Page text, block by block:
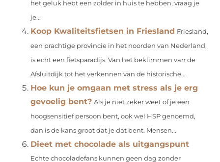
het geluk hebt een zolder in huis te hebben, vraag je
je...
Koop Kwaliteitsfietsen in Friesland Friesland,
een prachtige provincie in het noorden van Nederland,
is echt een fietsparadijs. Van het beklimmen van de
Afsluitdijk tot het verkennen van de historische...
Hoe kun je omgaan met stress als je erg
gevoelig bent? Als je niet zeker weet of je een
hoogsensitief persoon bent, ook wel HSP genoemd,
dan is de kans groot dat je dat bent. Mensen...
Dieet met chocolade als uitgangspunt
Echte chocoladefans kunnen geen dag zonder